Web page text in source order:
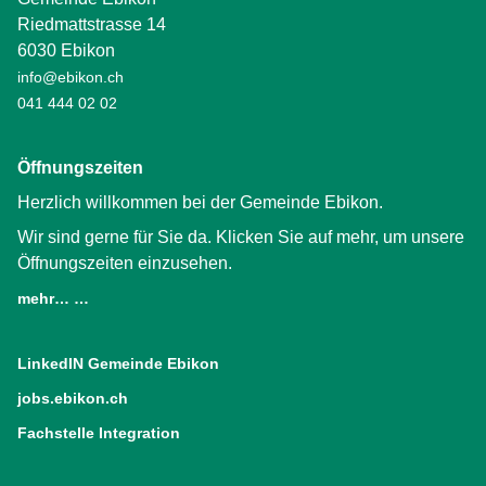
Riedmattstrasse 14
6030 Ebikon
info@ebikon.ch
041 444 02 02
Öffnungszeiten
Herzlich willkommen bei der Gemeinde Ebikon.
Wir sind gerne für Sie da. Klicken Sie auf mehr, um unsere
Öffnungszeiten einzusehen.
mehr… …
LinkedIN Gemeinde Ebikon
jobs.ebikon.ch
Fachstelle Integration